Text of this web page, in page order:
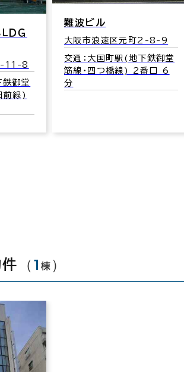
ＤＧ
11-8
鉄御堂
前線)
難波ビル
大阪市浪速区元町2-8-9
交通：大国町駅(地下鉄御堂
筋線･四つ橋線) 2番口 6
分
（1 棟 ）